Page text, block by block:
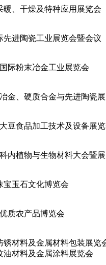
暖、干燥及特种应用展览会
先进陶瓷工业展览会暨会议
际粉末冶金工业展览会
金、硬质合金与先进陶瓷
豆食品加工技术及设备展
内植物与生物材料大会暨
宝玉石文化博览会
质农产品博览会
锈材料及金属材料包装展览
油材料及金属涂料展览会